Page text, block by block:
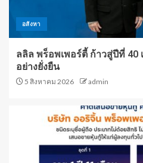
อสังหา
ลลิล พร็อพเพอร์ตี้ ก้าวสู่ปีที่ 40
อย่างยั่งยืน
5 สิงหาคม 2026 admin